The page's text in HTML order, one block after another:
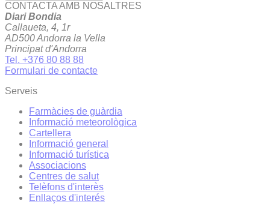
CONTACTA AMB NOSALTRES
Diari Bondia
Callaueta, 4, 1r
AD500 Andorra la Vella
Principat d'Andorra
Tel. +376 80 88 88
Formulari de contacte
Serveis
Farmàcies de guàrdia
Informació meteorològica
Cartellera
Informació general
Informació turística
Associacions
Centres de salut
Telèfons d'interès
Enllaços d'interés